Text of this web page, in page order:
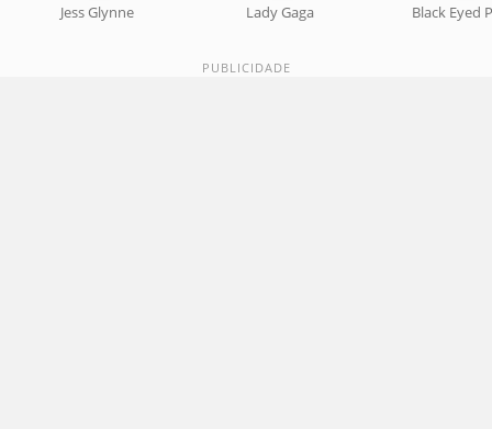
Jess Glynne Lady Gaga Black Eyed